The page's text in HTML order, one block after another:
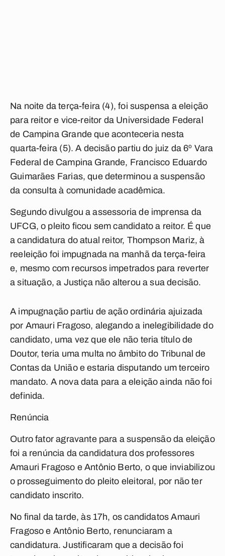
Na noite da terça-feira (4), foi suspensa a eleição
para reitor e vice-reitor da Universidade Federal
de Campina Grande que aconteceria nesta
quarta-feira (5). A decisão partiu do juiz da 6º Vara
Federal de Campina Grande, Francisco Eduardo
Guimarães Farias, que determinou a suspensão
da consulta à comunidade acadêmica.
Segundo divulgou a assessoria de imprensa da
UFCG, o pleito ficou sem candidato a reitor. É que
a candidatura do atual reitor, Thompson Mariz, à
reeleição foi impugnada na manhã da terça-feira
e, mesmo com recursos impetrados para reverter
a situação, a Justiça não alterou a sua decisão.
A impugnação partiu de ação ordinária ajuizada
por Amauri Fragoso, alegando a inelegibilidade do
candidato, uma vez que ele não teria título de
Doutor, teria uma multa no âmbito do Tribunal de
Contas da União e estaria disputando um terceiro
mandato. A nova data para a eleição ainda não foi
definida.
Renúncia
Outro fator agravante para a suspensão da eleição
foi a renúncia da candidatura dos professores
Amauri Fragoso e Antônio Berto, o que inviabilizou
o prosseguimento do pleito eleitoral, por não ter
candidato inscrito.
No final da tarde, às 17h, os candidatos Amauri
Fragoso e Antônio Berto, renunciaram a
candidatura. Justificaram que a decisão foi